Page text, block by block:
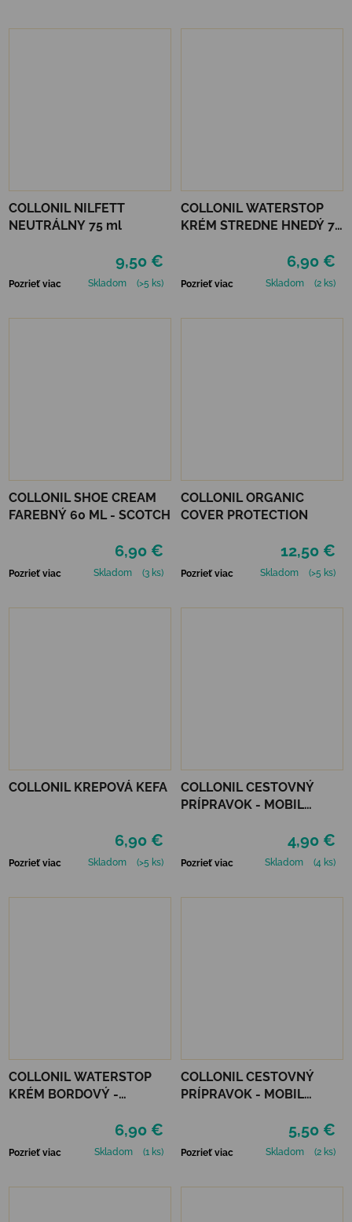
COLLONIL NILFETT
NEUTRÁLNY 75 ml
9,50 €
Pozrieť viac Skladom (>5 ks)
COLLONIL WATERSTOP
KRÉM STREDNE HNEDÝ 75
6,90 €
Pozrieť viac Skladom (2 ks)
COLLONIL SHOE CREAM
FAREBNÝ 60 ML - SCOTCH
6,90 €
Pozrieť viac Skladom (3 ks)
COLLONIL ORGANIC
COVER PROTECTION
12,50 €
Pozrieť viac Skladom (>5 ks)
COLLONIL KREPOVÁ KEFA
6,90 €
Pozrieť viac Skladom (>5 ks)
COLLONIL CESTOVNÝ
PRÍPRAVOK - MOBIL
4,90 €
Pozrieť viac Skladom (4 ks)
COLLONIL WATERSTOP
KRÉM BORDOVÝ -
6,90 €
Pozrieť viac Skladom (1 ks)
COLLONIL CESTOVNÝ
PRÍPRAVOK - MOBIL
5,50 €
Pozrieť viac Skladom (2 ks)